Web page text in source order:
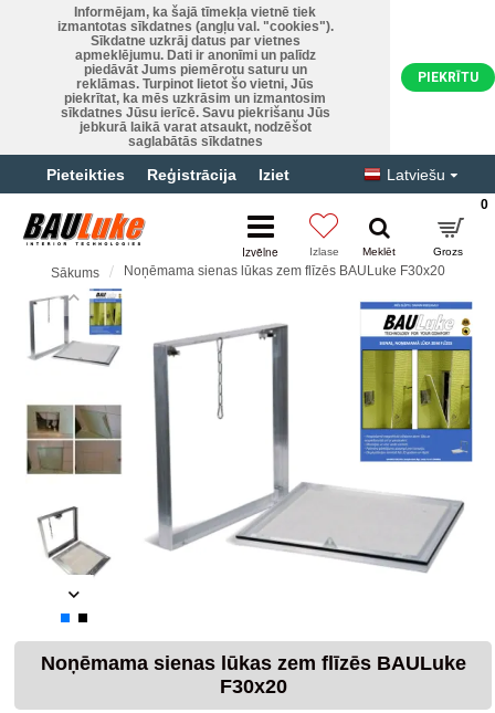
Informējam, ka šajā tīmekļa vietnē tiek
izmantotas sīkdatnes (angļu val. "cookies").
Sīkdatne uzkrāj datus par vietnes
apmeklējumu. Dati ir anonīmi un palīdz
piedāvāt Jums piemērotu saturu un
reklāmas. Turpinot lietot šo vietni, Jūs
piekrītat, ka mēs uzkrāsim un izmantosim
sīkdatnes Jūsu ierīcē. Savu piekrišanu Jūs
jebkurā laikā varat atsaukt, nodzēšot
saglabātās sīkdatnes
PIEKRĪTU
Pieteikties Reģistrācija Iziet Latviešu
0
Sākums Noņēmama sienas lūkas zem flīzēs BAULuke F30x20
Noņēmama sienas lūkas zem flīzēs BAULuke
F30x20